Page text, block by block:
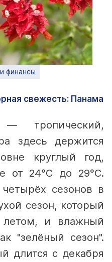
финансы
свежесть: Панама
тропический,
здесь держится
круглый год,
от 24°C до 29°C.
сезонов в
сезон, который
летом, и влажный
"зелёный сезон".
длится с декабря